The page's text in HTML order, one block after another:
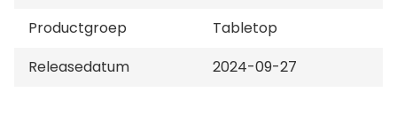
Productgroep
Tabletop
Releasedatum
2024-09-27